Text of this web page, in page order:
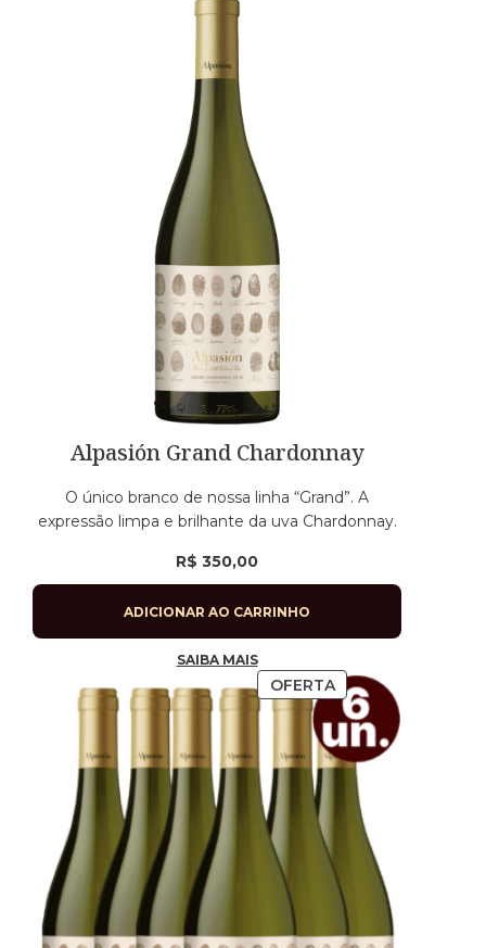
Alpasión Grand Chardonnay
O único branco de nossa linha “Grand”. A
expressão limpa e brilhante da uva Chardonnay.
R$ 350,00
ADICIONAR AO CARRINHO
SAIBA MAIS
OFERTA